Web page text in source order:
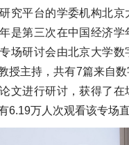
究平台的学委机构北京
是第三次在中国经济学
场研讨会由北京大学数
授主持，共有7篇来自
文进行研讨，获得了在
6.19万人次观看该专场直